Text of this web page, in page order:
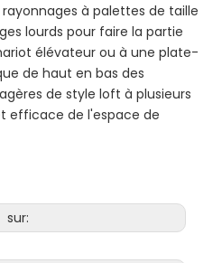
à palettes de taille
lourds pour faire la partie
élévateur ou à une plate-
de haut en bas des
de style loft à plusieurs
efficace de l'espace de
sur: